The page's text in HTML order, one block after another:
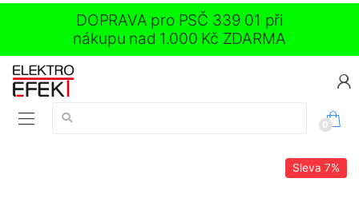
DOPRAVA pro PSČ 339 01 při
nákupu nad 1.000 Kč ZDARMA
Vyhledávání:
0
Sleva 7%